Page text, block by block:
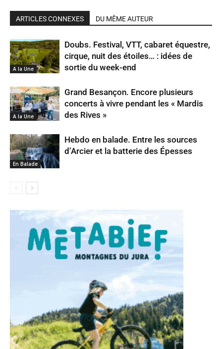
ARTICLES CONNEXES DU MÊME AUTEUR
A la Une
Doubs. Festival, VTT, cabaret équestre,
cirque, nuit des étoiles… : idées de
sortie du week-end
A la Une
Grand Besançon. Encore plusieurs
concerts à vivre pendant les « Mardis
des Rives »
En Balade
Hebdo en balade. Entre les sources
d’Arcier et la batterie des Épesses